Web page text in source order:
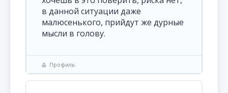
в данной ситуации даже
малюсенького, прийдут же дурные
мысли в голову.
Профиль